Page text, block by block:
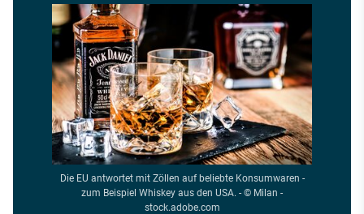
Die EU antwortet mit Zöllen auf beliebte Konsumwaren -
zum Beispiel Whiskey aus den USA. - © Milan -
stock.adobe.com